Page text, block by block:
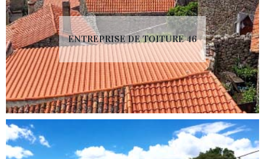
ENTREPRISE DE TOITURE 46